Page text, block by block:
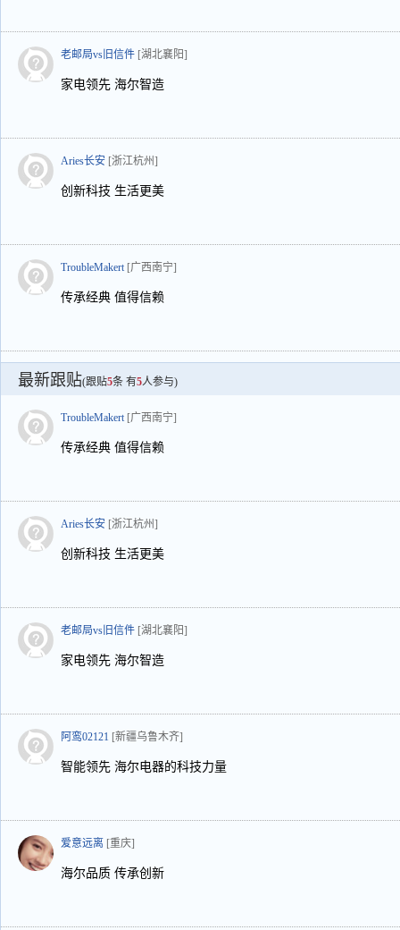
老邮局vs旧信件 [湖北襄阳]
家电领先 海尔智造
Aries长安 [浙江杭州]
创新科技 生活更美
TroubleMakert [广西南宁]
传承经典 值得信赖
最新跟贴(跟贴5条 有5人参与)
TroubleMakert [广西南宁]
传承经典 值得信赖
Aries长安 [浙江杭州]
创新科技 生活更美
老邮局vs旧信件 [湖北襄阳]
家电领先 海尔智造
阿鸾02121 [新疆乌鲁木齐]
智能领先 海尔电器的科技力量
爱意远离 [重庆]
海尔品质 传承创新